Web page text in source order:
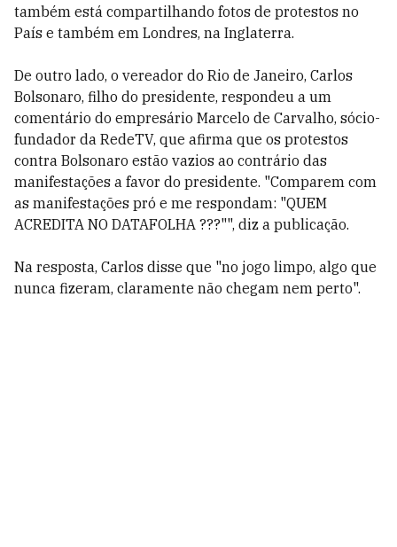
também está compartilhando fotos de protestos no
País e também em Londres, na Inglaterra.
De outro lado, o vereador do Rio de Janeiro, Carlos
Bolsonaro, filho do presidente, respondeu a um
comentário do empresário Marcelo de Carvalho, sócio-
fundador da RedeTV, que afirma que os protestos
contra Bolsonaro estão vazios ao contrário das
manifestações a favor do presidente. "Comparem com
as manifestações pró e me respondam: "QUEM
ACREDITA NO DATAFOLHA ???"", diz a publicação.
Na resposta, Carlos disse que "no jogo limpo, algo que
nunca fizeram, claramente não chegam nem perto".